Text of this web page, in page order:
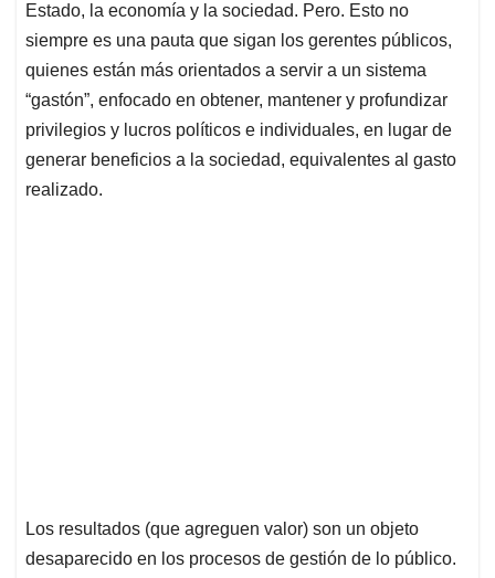
Estado, la economía y la sociedad. Pero. Esto no
siempre es una pauta que sigan los gerentes públicos,
quienes están más orientados a servir a un sistema
“gastón”, enfocado en obtener, mantener y profundizar
privilegios y lucros políticos e individuales, en lugar de
generar beneficios a la sociedad, equivalentes al gasto
realizado.
Los resultados (que agreguen valor) son un objeto
desaparecido en los procesos de gestión de lo público.